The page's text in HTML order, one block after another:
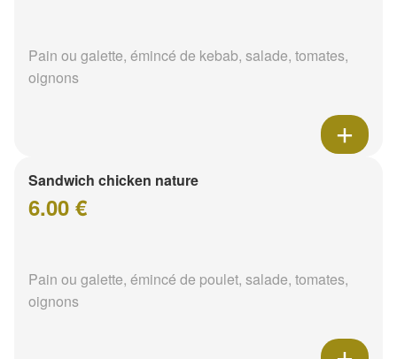
Pain ou galette, émincé de kebab, salade, tomates,
oignons
Sandwich chicken nature
6.00 €
Pain ou galette, émincé de poulet, salade, tomates,
oignons